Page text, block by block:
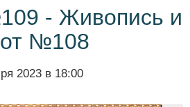
- Живопись и
№108
2023 в 18:00